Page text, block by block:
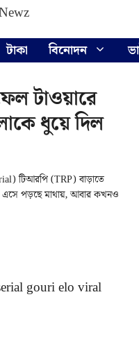
টাকা বিনোদন
টাওয়ারে
ধুয়ে দিল
টিআরপি (TRP) বাড়াতে
পড়ছে মাথায়, আবার কখনও